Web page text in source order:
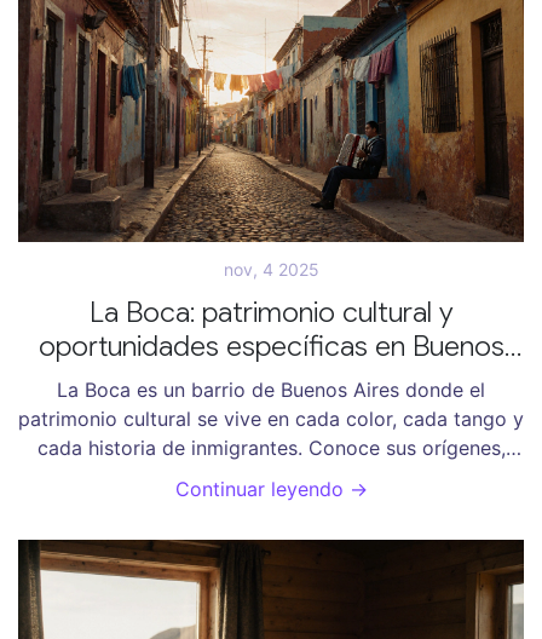
nov, 4 2025
La Boca: patrimonio cultural y
oportunidades específicas en Buenos
Aires
La Boca es un barrio de Buenos Aires donde el
patrimonio cultural se vive en cada color, cada tango y
cada historia de inmigrantes. Conoce sus orígenes,
oportunidades económicas y desafíos actuales.
Continuar leyendo →